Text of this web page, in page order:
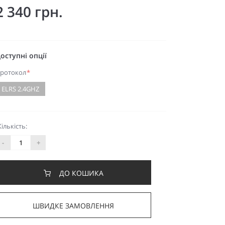
340 грн.
опції
*
ELRS 2.4GHZ
-
+
ДО КОШИКА
ШВИДКЕ ЗАМОВЛЕННЯ